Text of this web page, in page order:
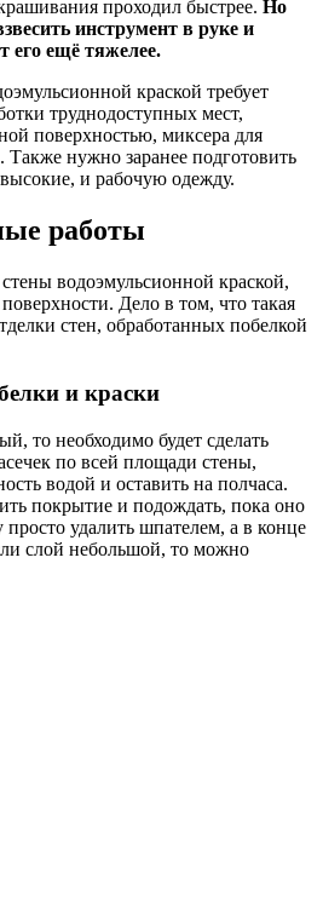
проходил быстрее. Но
инструмент в руке и
его ещё тяжелее.
краской требует
труднодоступных мест,
поверхностью, миксера для
Также нужно заранее подготовить
и рабочую одежду.
работы
водоэмульсионной краской,
Дело в том, что такая
стен, обработанных побелкой
и краски
то необходимо будет сделать
по всей площади стены,
водой и оставить на полчаса.
покрытие и подождать, пока оно
просто удалить шпателем, а в конце
слой небольшой, то можно